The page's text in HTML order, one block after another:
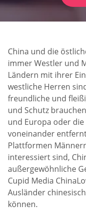
China und die
immer Westler und
Ländern mit ihrer
westliche Herren
freundliche und
und Schutz
und Europa oder
voneinander
Plattformen
interessiert sind,
außergewöhnliche
Cupid Media
Ausländer
können.